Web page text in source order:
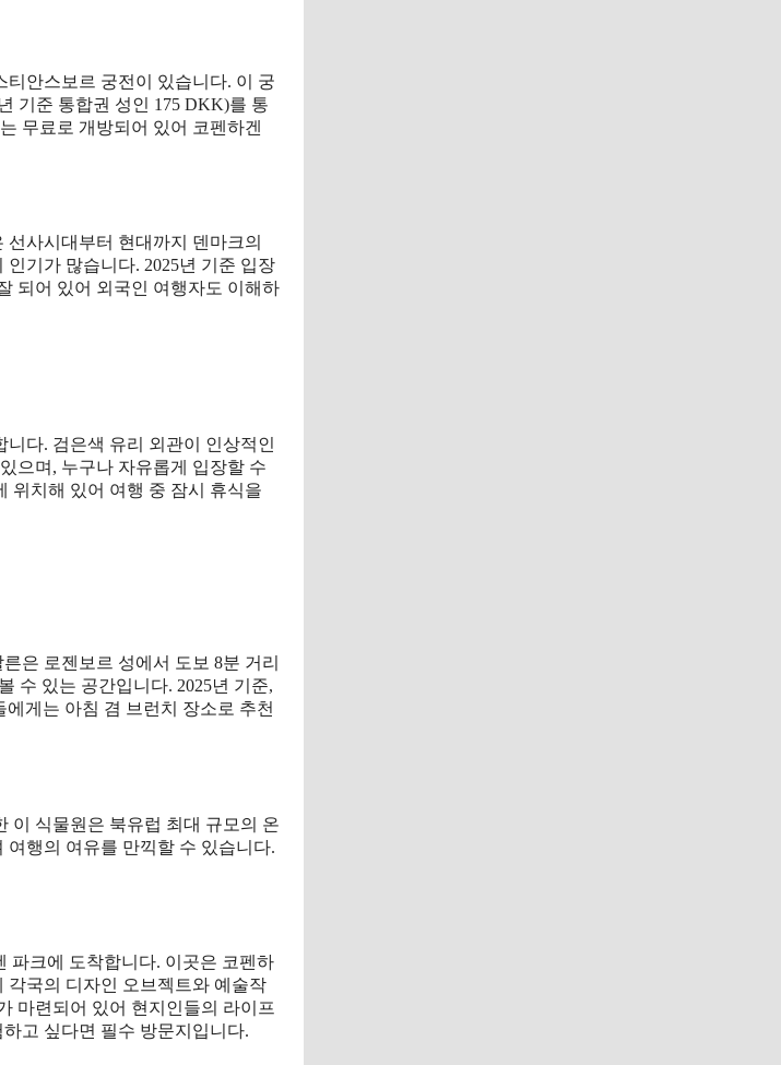
안스보르 궁전이 있습니다. 이 궁
기준 통합권 성인 175 DKK)를 통
무료로 개방되어 있어 코펜하겐
사시대부터 현대까지 덴마크의
기가 많습니다. 2025년 기준 입장
되어 있어 외국인 여행자도 이해하
다. 검은색 유리 외관이 인상적인
으며, 누구나 자유롭게 입장할 수
위치해 있어 여행 중 잠시 휴식을
은 로젠보르 성에서 도보 8분 거리
수 있는 공간입니다. 2025년 기준,
게는 아침 겸 브런치 장소로 추천
이 식물원은 북유럽 최대 규모의 온
행의 여유를 만끽할 수 있습니다.
파크에 도착합니다. 이곳은 코펜하
각국의 디자인 오브젝트와 예술작
마련되어 있어 현지인들의 라이프
고 싶다면 필수 방문지입니다.